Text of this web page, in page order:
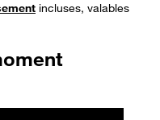
incluses, valables